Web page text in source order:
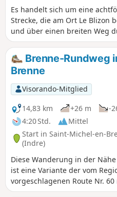
Es handelt sich um eine
Strecke, die am Ort Le Blizon
und über einen breiten Weg
Teiche der Brenne führt. Eine
angenehme Wanderung,
Schatten und mit mehreren
Aussichtspunkten.
Brenne-Rundweg
Brenne
Visorando-Mitglied
14,83 km
+26 m
-
4:20 Std.
Mittel
Start in Saint-Michel-en-
(Indre)
Diese Wanderung in der
ist eine Variante der vom
vorgeschlagenen Route Nr.
en-Brenne“.Sie führt über